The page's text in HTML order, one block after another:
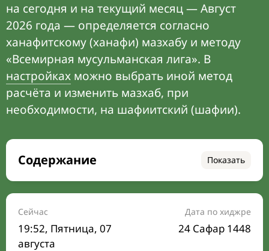
на сегодня и на текущий месяц — Август
2026 года — определяется согласно
ханафитскому (ханафи) мазхабу и методу
«Всемирная мусульманская лига». В
настройках можно выбрать иной метод
расчёта и изменить мазхаб, при
необходимости, на шафиитский (шафии).
Содержание Показать
Время намаза на сегодня
Расписание на месяц
Время Сухура и Ифтара на сегодня
Сейчас
19:52, Пятница, 07
августа
Дата по хиджре
24 Сафар 1448